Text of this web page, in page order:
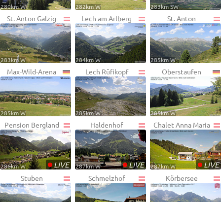
280km W 282km W 283km SW
St. Anton Galzig
283km W
Lech am Arlberg
284km W
St. Anton
285km W
Max-Wild-Arena
285km W
Lech Rüfikopf
285km W
Oberstaufen
285km W
Pension Bergland
•LIVE
286km W
Haldenhof
•LIVE
287km W
Chalet Anna Maria
•LIVE
287km W
Stuben Schmelzhof Körbersee